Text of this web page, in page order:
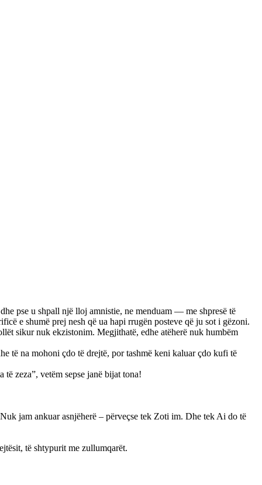
pse u shpall një lloj amnistie, ne menduam — me shpresë të
e shumë prej nesh që ua hapi rrugën posteve që ju sot i gëzoni.
sikur nuk ekzistonim. Megjithatë, edhe atëherë nuk humbëm
të na mohoni çdo të drejtë, por tashmë keni kaluar çdo kufi të
zeza”, vetëm sepse janë bijat tona!
jam ankuar asnjëherë – përveçse tek Zoti im. Dhe tek Ai do të
të shtypurit me zullumqarët.